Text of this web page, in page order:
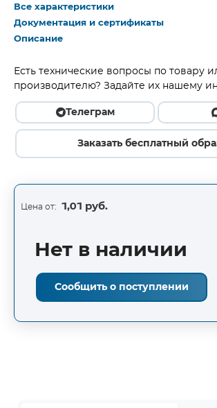
Все характеристики
Документация и сертификаты
Описание
Есть технические вопросы по товару
производителю? Задайте их нашему
Телеграм
Заказать бесплатный
Цена от: 1,01 руб.
Нет в наличии
Сообщить о поступлении